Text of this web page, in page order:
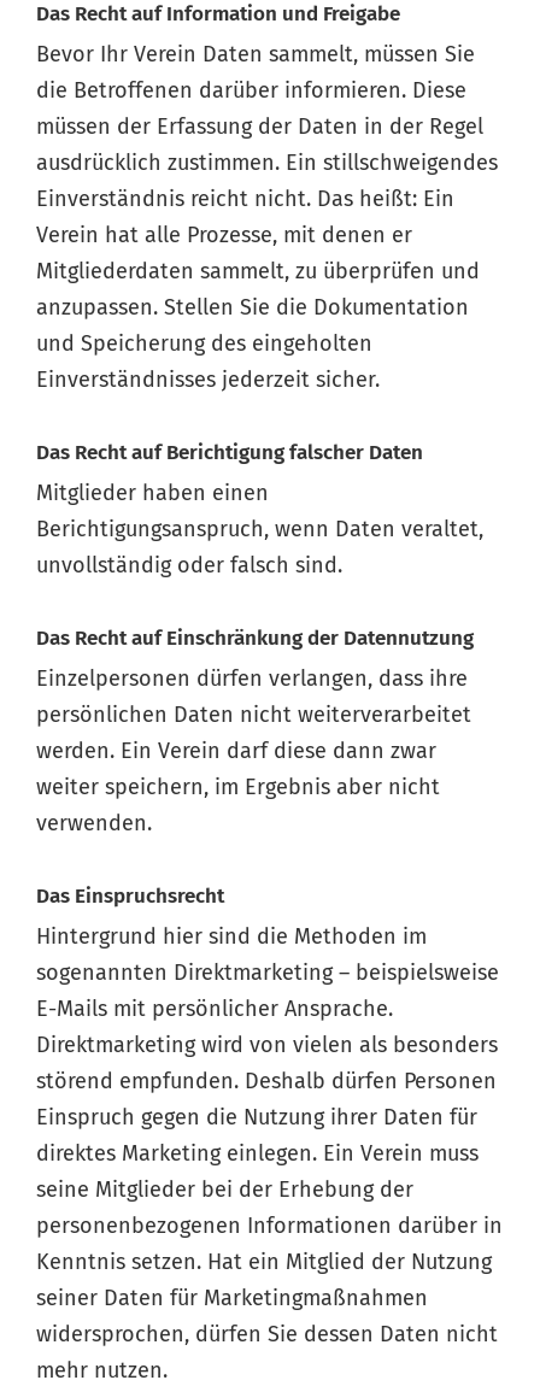
Das Recht auf Information und Freigabe
Bevor Ihr Verein Daten sammelt, müssen Sie
die Betroffenen darüber informieren. Diese
müssen der Erfassung der Daten in der Regel
ausdrücklich zustimmen. Ein stillschweigendes
Einverständnis reicht nicht. Das heißt: Ein
Verein hat alle Prozesse, mit denen er
Mitgliederdaten sammelt, zu überprüfen und
anzupassen. Stellen Sie die Dokumentation
und Speicherung des eingeholten
Einverständnisses jederzeit sicher.
Das Recht auf Berichtigung falscher Daten
Mitglieder haben einen
Berichtigungsanspruch, wenn Daten veraltet,
unvollständig oder falsch sind.
Das Recht auf Einschränkung der Datennutzung
Einzelpersonen dürfen verlangen, dass ihre
persönlichen Daten nicht weiterverarbeitet
werden. Ein Verein darf diese dann zwar
weiter speichern, im Ergebnis aber nicht
verwenden.
Das Einspruchsrecht
Hintergrund hier sind die Methoden im
sogenannten Direktmarketing – beispielsweise
E-Mails mit persönlicher Ansprache.
Direktmarketing wird von vielen als besonders
störend empfunden. Deshalb dürfen Personen
Einspruch gegen die Nutzung ihrer Daten für
direktes Marketing einlegen. Ein Verein muss
seine Mitglieder bei der Erhebung der
personenbezogenen Informationen darüber in
Kenntnis setzen. Hat ein Mitglied der Nutzung
seiner Daten für Marketingmaßnahmen
widersprochen, dürfen Sie dessen Daten nicht
mehr nutzen.